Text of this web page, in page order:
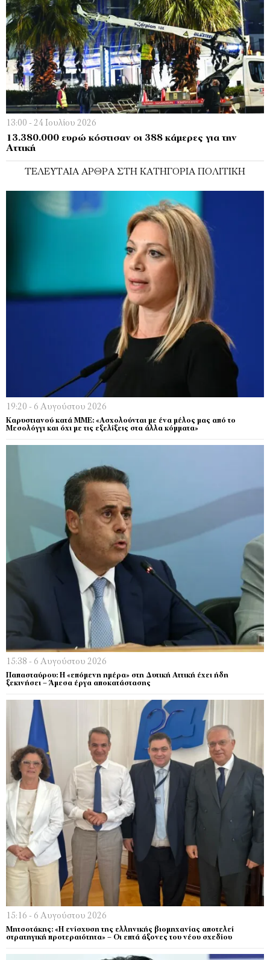
13:00 - 24 Ιουλίου 2026
13.380.000 ευρώ κόστισαν οι 388 κάμερες για την
Αττική
ΤΕΛΕΥΤΑΊΑ ΆΡΘΡΑ ΣΤΗ ΚΑΤΗΓΟΡΊΑ ΠΟΛΙΤΙΚΉ
19:20 - 6 Αυγούστου 2026
Καρυστιανού κατά ΜΜΕ: «Ασχολούνται με ένα μέλος μας από το
Μεσολόγγι και όχι με τις εξελίξεις στα άλλα κόμματα»
15:38 - 6 Αυγούστου 2026
Παπασταύρου: Η «επόμενη ημέρα» στη Δυτική Αττική έχει ήδη
ξεκινήσει – Άμεσα έργα αποκατάστασης
15:16 - 6 Αυγούστου 2026
Μητσοτάκης: «Η ενίσχυση της ελληνικής βιομηχανίας αποτελεί
στρατηγική προτεραιότητα» – Οι επτά άξονες του νέου σχεδίου